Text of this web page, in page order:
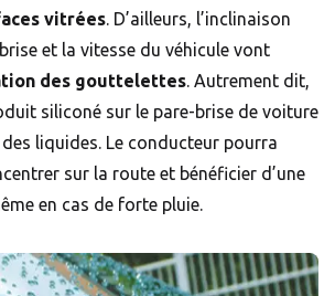
vitrées. D’ailleurs, l’inclinaison
et la vitesse du véhicule vont
des gouttelettes. Autrement dit,
siliconé sur le pare-brise de voiture
des liquides. Le conducteur pourra
sur la route et bénéficier d’une
en cas de forte pluie.